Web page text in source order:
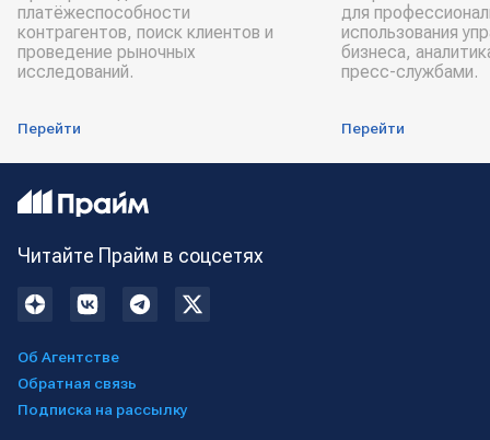
платёжеспособности
контрагентов, поиск клиентов и
проведение рыночных
исследований.
Перейти
для
использования
бизнеса,
пресс-службами.
Перейти
Читайте Прайм в соцсетях
Об Агентстве
Обратная связь
Подписка на рассылку